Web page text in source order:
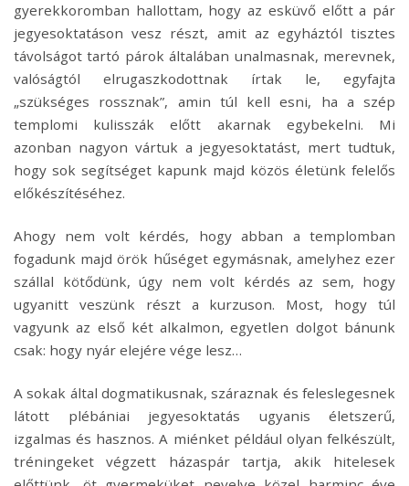
gyerekkoromban hallottam, hogy az esküvő előtt a pár
jegyesoktatáson vesz részt, amit az egyháztól tisztes
távolságot tartó párok általában unalmasnak, merevnek,
valóságtól elrugaszkodottnak írtak le, egyfajta
„szükséges rossznak”, amin túl kell esni, ha a szép
templomi kulisszák előtt akarnak egybekelni. Mi
azonban nagyon vártuk a jegyesoktatást, mert tudtuk,
hogy sok segítséget kapunk majd közös életünk felelős
előkészítéséhez.
Ahogy nem volt kérdés, hogy abban a templomban
fogadunk majd örök hűséget egymásnak, amelyhez ezer
szállal kötődünk, úgy nem volt kérdés az sem, hogy
ugyanitt veszünk részt a kurzuson. Most, hogy túl
vagyunk az első két alkalmon, egyetlen dolgot bánunk
csak: hogy nyár elejére vége lesz…
A sokak által dogmatikusnak, száraznak és feleslegesnek
látott plébániai jegyesoktatás ugyanis életszerű,
izgalmas és hasznos. A miénket például olyan felkészült,
tréningeket végzett házaspár tartja, akik hitelesek